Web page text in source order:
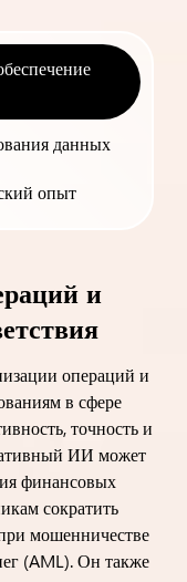
данных
опыт
и
операций и
в сфере
точность и
ИИ может
финансовых
сократить
мошенничестве
(AML). Он также